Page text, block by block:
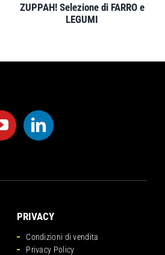
ZUPPAH! Selezione di FARRO e
LEGUMI
PRIVACY
Condizioni di vendita
Privacy Policy